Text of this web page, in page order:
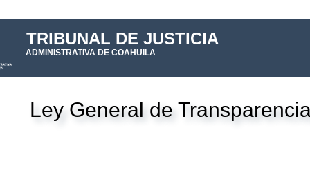
TRIBUNAL DE JUSTICIA
ADMINISTRATIVA DE COAHUILA
Ley General de